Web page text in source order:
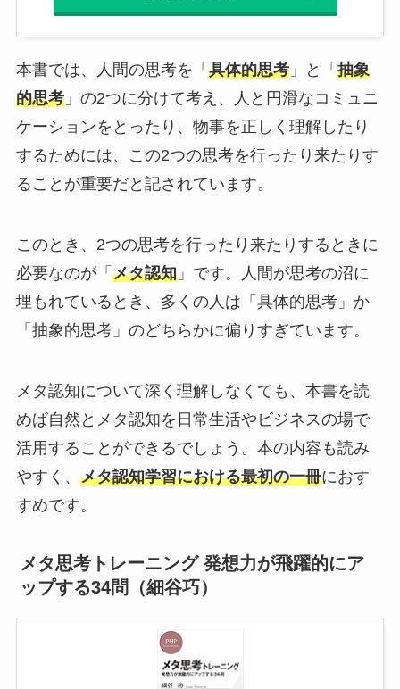
本書では、人間の思考を「 具体的思考」と「 抽象
的思考」の2つに分けて考え、人と円滑なコミュニ
ケーションをとったり、物事を正しく理解したり
するためには、この2つの思考を行ったり来たりす
ることが重要だと記されています。
このとき、2つの思考を行ったり来たりするときに
必要なのが「 メタ認知」です。人間が思考の沼に
埋もれているとき、多くの人は「具体的思考」か
「抽象的思考」のどちらかに偏りすぎています。
メタ認知について深く理解しなくても、本書を読
めば自然とメタ認知を日常生活やビジネスの場で
活用することができるでしょう。本の内容も読み
やすく、 メタ認知学習における最初の一冊におす
すめです。
メタ思考トレーニング 発想力が飛躍的にア
ップする34問（細谷巧）